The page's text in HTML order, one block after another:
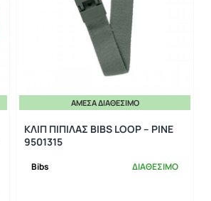
ΆΜΕΣΑ ΔΙΑΘΈΣΙΜΟ
Bibs ΔΙΑΘΕΣΙΜΟ
ΚΛΙΠ ΠΙΠΙΛΑΣ BIBS LOOP – PINE
9501315